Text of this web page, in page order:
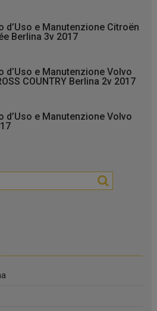
d’Uso e Manutenzione Citroën
Berlina 3v 2017
d’Uso e Manutenzione Volvo
COUNTRY Berlina 2v 2017
d’Uso e Manutenzione Volvo